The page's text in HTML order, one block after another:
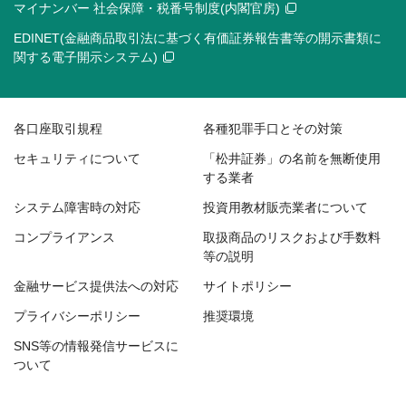
マイナンバー 社会保障・税番号制度(内閣官房)
EDINET(金融商品取引法に基づく有価証券報告書等の開示書類に
関する電子開示システム)
各口座取引規程 各種犯罪手口とその対策
セキュリティについて
「松井証券」の名前を無断使用
する業者
システム障害時の対応 投資用教材販売業者について
コンプライアンス
取扱商品のリスクおよび手数料
等の説明
金融サービス提供法への対応 サイトポリシー
プライバシーポリシー 推奨環境
SNS等の情報発信サービスに
ついて